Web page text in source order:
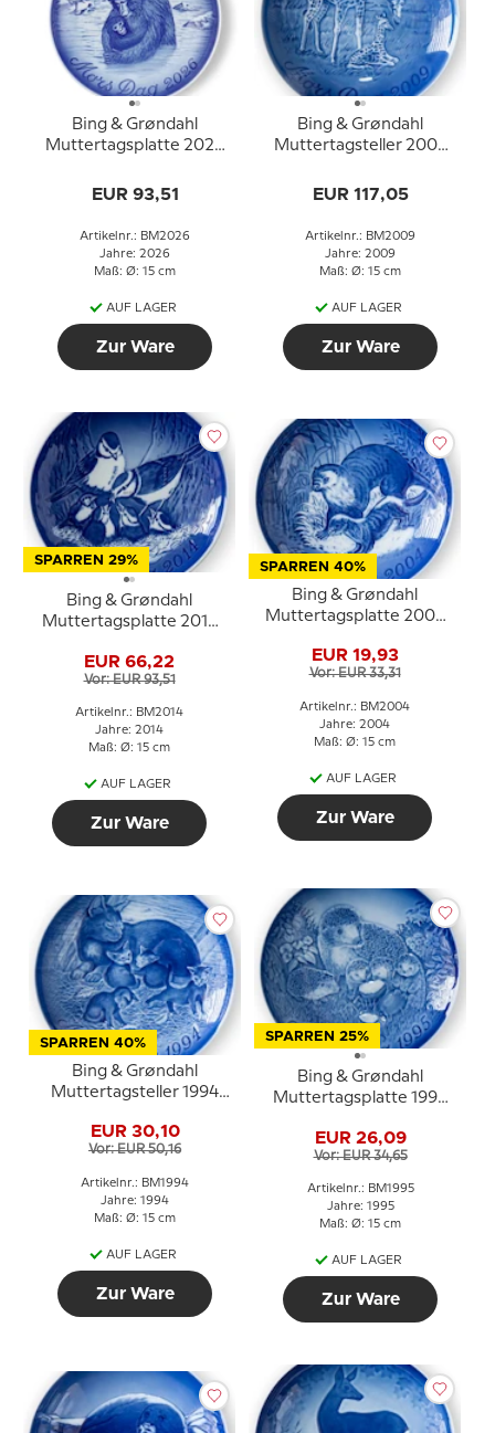
Bing & Grøndahl
Muttertagsplatte 2026
mit Jungtier
EUR 93,51
Artikelnr.: BM2026
Jahre: 2026
Maß: Ø: 15 cm
AUF LAGER
Zur Ware
Bing & Grøndahl
Muttertagsteller 2009
EUR 117,05
Artikelnr.: BM2009
Jahre: 2009
Maß: Ø: 15 cm
AUF LAGER
Zur Ware
SPARREN 29%
Bing & Grøndahl
Muttertagsplatte 2014
EUR 66,22
Vor: EUR 93,51
Artikelnr.: BM2014
Jahre: 2014
Maß: Ø: 15 cm
AUF LAGER
Zur Ware
SPARREN 40%
Bing & Grøndahl
Muttertagsplatte 2004
EUR 19,93
Vor: EUR 33,31
Artikelnr.: BM2004
Jahre: 2004
Maß: Ø: 15 cm
AUF LAGER
Zur Ware
SPARREN 40%
Bing & Grøndahl
Muttertagsteller 1994
EUR 30,10
Vor: EUR 50,16
Artikelnr.: BM1994
Jahre: 1994
Maß: Ø: 15 cm
AUF LAGER
Zur Ware
SPARREN 25%
Bing & Grøndahl
Muttertagsplatte 1995
EUR 26,09
Vor: EUR 34,65
Artikelnr.: BM1995
Jahre: 1995
Maß: Ø: 15 cm
AUF LAGER
Zur Ware